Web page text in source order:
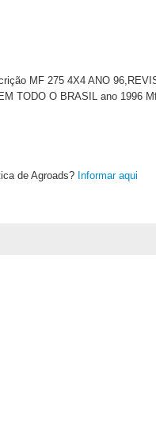
MF 275 4X4 ANO
TODO O BRASIL ano 1996
de Agroads? Informar aqui